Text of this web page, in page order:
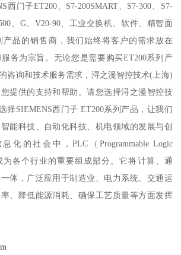
子ET200、S7-200SMART、S7-300、S7-
、G、V20-90、工业交换机、软件、精智面
产品的销售商，我们始终将客户的需求放在
务为宗旨。无论您是需要购买ET200系列产
咨询和技术服务需求，浔之漫智控技术(上海)
提供的支持和帮助。请您选择浔之漫智控技
择SIEMENS西门子 ET200系列产品，让我们
能科技、自动化科技、机电领域的发展与创
化的社会中，PLC（Programmable Logic
为各个行业的重要组成部分。它将计算、通
体，广泛应用于制造业、电力系统、交通运
、降低能源消耗、确保工艺质量等方面发挥